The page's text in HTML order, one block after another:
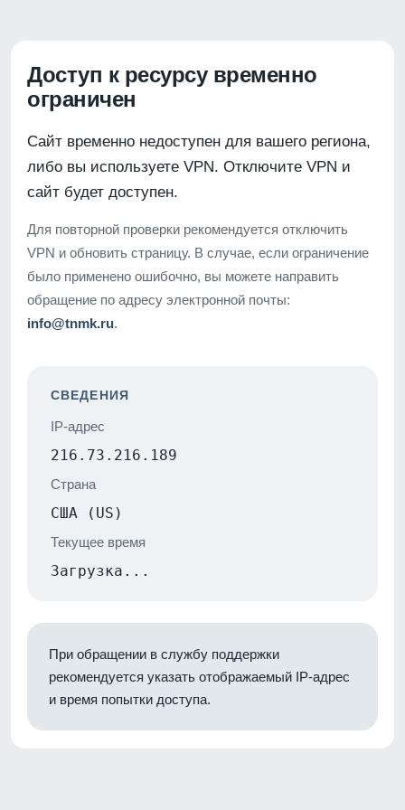
Доступ к ресурсу временно
ограничен
Сайт временно недоступен для вашего региона,
либо вы используете VPN. Отключите VPN и
сайт будет доступен.
Для повторной проверки рекомендуется отключить
VPN и обновить страницу. В случае, если ограничение
было применено ошибочно, вы можете направить
обращение по адресу электронной почты:
info@tnmk.ru.
СВЕДЕНИЯ
IP-адрес
216.73.216.189
Страна
США (US)
Текущее время
Загрузка...
При обращении в службу поддержки
рекомендуется указать отображаемый IP-адрес
и время попытки доступа.